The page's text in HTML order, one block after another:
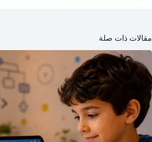
مقالات ذات صلة